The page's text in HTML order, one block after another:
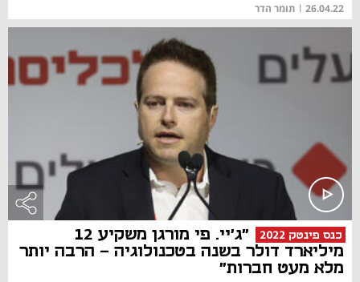
26.04.22
| תומר הדר
כנס פינטק 2022
"ג'יי. פי מורגן משקיע 12
מיליארד דולר בשנה בטכנולוגיה - הרבה יותר
מלא מעט חברות"